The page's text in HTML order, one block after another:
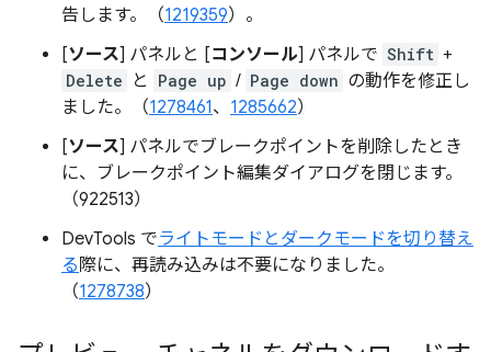
告します。（1219359）。
[ソース] パネルと [コンソール] パネルで Shift +
Delete と Page up / Page down の動作を修正し
ました。（1278461、 1285662）
[ソース] パネルでブレークポイントを削除したとき
に、ブレークポイント編集ダイアログを閉じます。
（922513）
DevTools でライトモードとダークモードを切り替え
る 際に、再読み込みは不要になりました。
（1278738）